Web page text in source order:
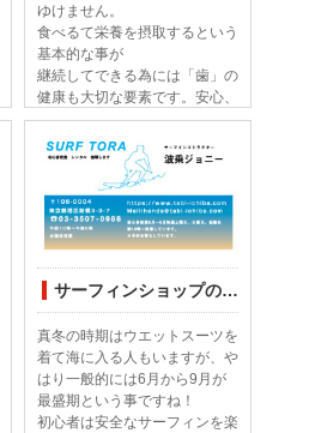
ゆけません。
食べるて栄養を摂取するという
基本的な事が
継続してできる為には「歯」の
健康も大切な要素です。安心、
安全、清潔なイメージを大切に
した名刺印刷のデザインをして
みました。
サーフィンショップの名刺印刷デザインしてみました
真冬の時期はウエットスーツを
着て海に入る人もいますが、や
はり一般的には6月から9月が
最盛期という事ですね！
初心者は安全なサーフィンを楽